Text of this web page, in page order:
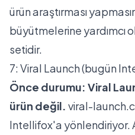
ürün araştırması
büyütmelerine yardımcı
setidir.
7: Viral Launch (bugün
Önce durumu: Viral
ürün değil. viral-
Intellifox'a yönlendiriyor.